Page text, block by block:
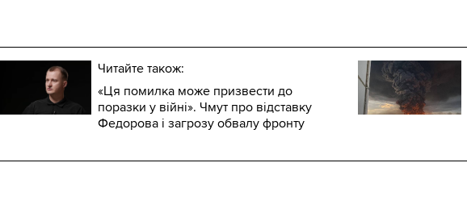
Читайте також:
«Ця помилка може призвести до
поразки у війні». Чмут про відставку
Федорова і загрозу обвалу фронту